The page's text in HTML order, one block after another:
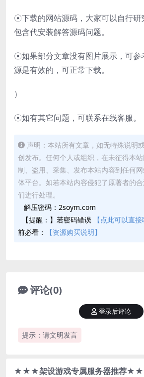
☉下载的网站源码，大家可以自行研
包含代安装解答源码问题。
☉如果部分文章没有图片展示，可参
源是有效的，可正常下载。
）
☉如有其它问题，可联系在线客服。
声明：本站所有文章，如无特殊说明
创发布。任何个人或组织，在未征得本
制、盗用、采集、发布本站内容到任何
体平台。如若本站内容侵犯了原著者的
们进行处理。
解压密码：2soym.com
【提醒：】若密码错误
【点此可以直接
前必看：
【资源购买说明】
评论(0)
提示：请文明发言
登录后评论
★★★架设游戏专属服务器推荐